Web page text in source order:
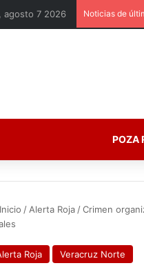
agosto 7 2026 Noticias de
POZA
Inicio / Alerta Roja /Crimen
Roja Veracruz Norte